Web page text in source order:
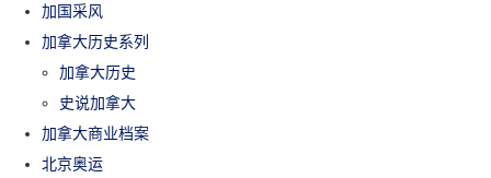
加国采风
加拿大历史系列
加拿大历史
史说加拿大
加拿大商业档案
北京奥运